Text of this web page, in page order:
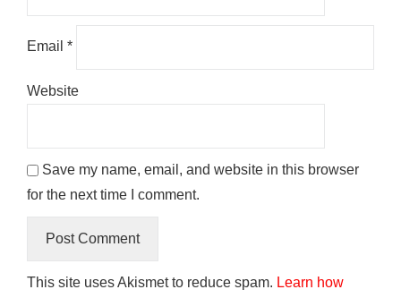
Email *
Website
Save my name, email, and website in this browser
for the next time I comment.
This site uses Akismet to reduce spam. Learn how